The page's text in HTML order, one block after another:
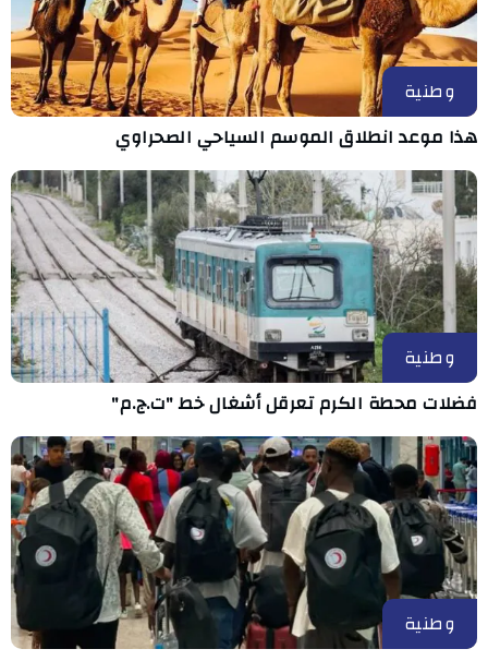
وطنية
هذا موعد انطلاق الموسم السياحي الصحراوي
وطنية
فضلات محطة الكرم تعرقل أشغال خط "ت.ج.م"
وطنية